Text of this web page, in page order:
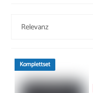
Komplettset